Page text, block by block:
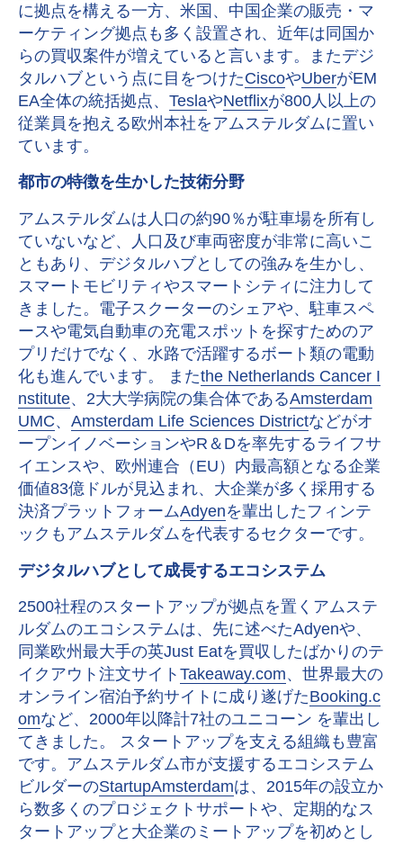
に拠点を構える一方、米国、中国企業の販売・マ
ーケティング拠点も多く設置され、近年は同国か
らの買収案件が増えていると言います。またデジ
タルハブという点に目をつけたCiscoやUberがEM
EA全体の統括拠点、 TeslaやNetflixが800人以上の
従業員を抱える欧州本社をアムステルダムに置い
ています。
都市の特徴を生かした技術分野
アムステルダムは人口の約90％が駐車場を所有し
ていないなど、人口及び車両密度が非常に高いこ
ともあり、デジタルハブとしての強みを生かし、
スマートモビリティやスマートシティに注力して
きました。電子スクーターのシェアや、駐車スペ
ースや電気自動車の充電スポットを探すためのア
プリだけでなく、水路で活躍するボート類の電動
化も進んでいます。 またthe Netherlands Cancer I
nstitute、2大大学病院の集合体であるAmsterdam
UMC、 Amsterdam Life Sciences Districtなどがオ
ープンイノベーションやR＆Dを率先するライフサ
イエンスや、欧州連合（EU）内最高額となる企業
価値83億ドルが見込まれ、大企業が多く採用する
決済プラットフォームAdyenを輩出したフィンテ
ックもアムステルダムを代表するセクターです。
デジタルハブとして成長するエコシステム
2500社程のスタートアップが拠点を置くアムステ
ルダムのエコシステムは、先に述べたAdyenや、
同業欧州最大手の英Just Eatを買収したばかりのテ
イクアウト注文サイト Takeaway.com、世界最大の
オンライン宿泊予約サイトに成り遂げたBooking.c
omなど、2000年以降計7社のユニコーン を輩出し
てきました。 スタートアップを支える組織も豊富
です。アムステルダム市が支援するエコシステム
ビルダーのStartupAmsterdamは、2015年の設立か
ら数多くのプロジェクトサポートや、定期的なス
タートアップと大企業のミートアップを初めとし